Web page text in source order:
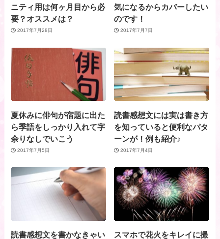
ニティ用は何ヶ月目から必
要？オススメは？
2017年7月28日
気になるからカバーしたい
のです！
2017年7月7日
夏休みに俳句が宿題に出た
ら季語をしっかり入れて字
余りなしでいこう
2017年7月5日
読書感想文には実は書き方
を知っていると便利なパタ
ーンが！例も紹介♪
2017年7月4日
読書感想文を書かなきゃい
スマホで花火をキレイに撮